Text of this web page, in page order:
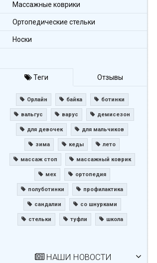
Массажные коврики
Ортопедические стельки
Носки
Теги Отзывы
Орлайн байка ботинки
вальгус варус демисезон
для девочек для мальчиков
зима кеды лето
массаж стоп массажный коврик
мех ортопедия
полуботинки профилактика
сандалии со шнурками
стельки туфли школа
НАШИ НОВОСТИ